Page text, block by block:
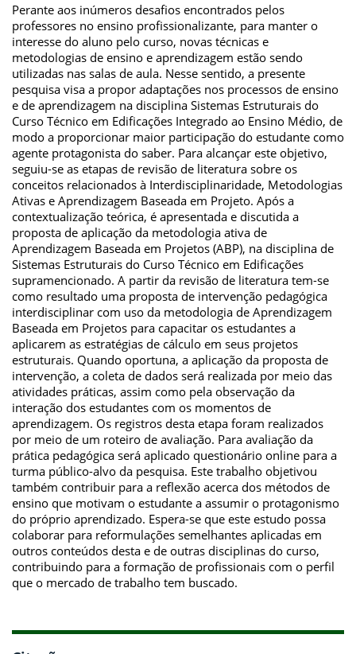
Perante aos inúmeros desafios encontrados pelos
professores no ensino profissionalizante, para manter o
interesse do aluno pelo curso, novas técnicas e
metodologias de ensino e aprendizagem estão sendo
utilizadas nas salas de aula. Nesse sentido, a presente
pesquisa visa a propor adaptações nos processos de ensino
e de aprendizagem na disciplina Sistemas Estruturais do
Curso Técnico em Edificações Integrado ao Ensino Médio, de
modo a proporcionar maior participação do estudante como
agente protagonista do saber. Para alcançar este objetivo,
seguiu-se as etapas de revisão de literatura sobre os
conceitos relacionados à Interdisciplinaridade, Metodologias
Ativas e Aprendizagem Baseada em Projeto. Após a
contextualização teórica, é apresentada e discutida a
proposta de aplicação da metodologia ativa de
Aprendizagem Baseada em Projetos (ABP), na disciplina de
Sistemas Estruturais do Curso Técnico em Edificações
supramencionado. A partir da revisão de literatura tem-se
como resultado uma proposta de intervenção pedagógica
interdisciplinar com uso da metodologia de Aprendizagem
Baseada em Projetos para capacitar os estudantes a
aplicarem as estratégias de cálculo em seus projetos
estruturais. Quando oportuna, a aplicação da proposta de
intervenção, a coleta de dados será realizada por meio das
atividades práticas, assim como pela observação da
interação dos estudantes com os momentos de
aprendizagem. Os registros desta etapa foram realizados
por meio de um roteiro de avaliação. Para avaliação da
prática pedagógica será aplicado questionário online para a
turma público-alvo da pesquisa. Este trabalho objetivou
também contribuir para a reflexão acerca dos métodos de
ensino que motivam o estudante a assumir o protagonismo
do próprio aprendizado. Espera-se que este estudo possa
colaborar para reformulações semelhantes aplicadas em
outros conteúdos desta e de outras disciplinas do curso,
contribuindo para a formação de profissionais com o perfil
que o mercado de trabalho tem buscado.